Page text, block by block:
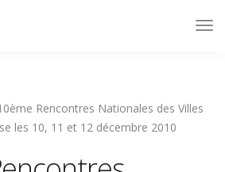
d’outils
Rencontres Nationales des Villes
les 10, 11 et 12 décembre 2010